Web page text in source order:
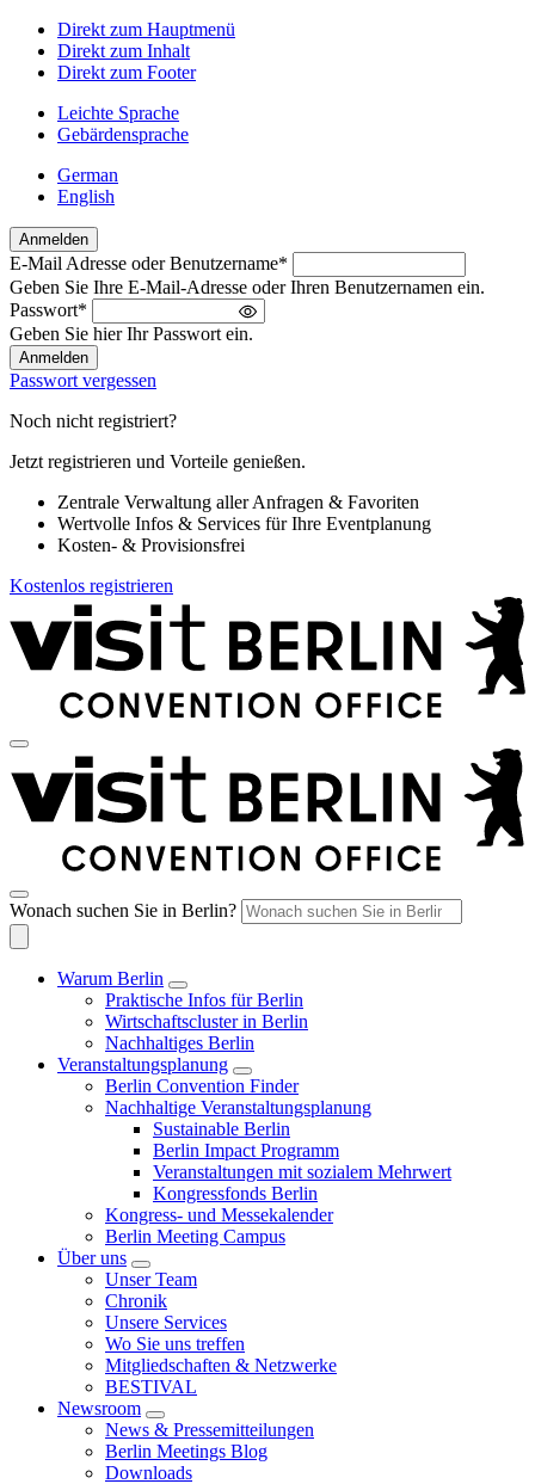
Direkt zum Hauptmenü
Direkt zum Inhalt
Direkt zum Footer
Leichte Sprache
Gebärdensprache
German
English
Anmelden
Willkommen
zurück!
Bitte
melden
Sie
sich
an
E-Mail Adresse oder Benutzername*
Geben Sie Ihre E-Mail-Adresse oder Ihren Benutzernamen ein.
Passwort*
Geben Sie hier Ihr Passwort ein.
Passwort vergessen
Noch nicht registriert?
Jetzt registrieren und Vorteile genießen.
Zentrale Verwaltung aller Anfragen & Favoriten
Wertvolle Infos & Services für Ihre Eventplanung
Kosten- & Provisionsfrei
Kostenlos registrieren
Wonach suchen Sie in Berlin?
Warum Berlin
Praktische Infos für Berlin
Wirtschaftscluster in Berlin
Nachhaltiges Berlin
Veranstaltungsplanung
Berlin Convention Finder
Nachhaltige Veranstaltungsplanung
Sustainable Berlin
Berlin Impact Programm
Veranstaltungen mit sozialem Mehrwert
Kongressfonds Berlin
Kongress- und Messekalender
Berlin Meeting Campus
Über uns
Unser Team
Chronik
Unsere Services
Wo Sie uns treffen
Mitgliedschaften & Netzwerke
BESTIVAL
Newsroom
News & Pressemitteilungen
Berlin Meetings Blog
Downloads